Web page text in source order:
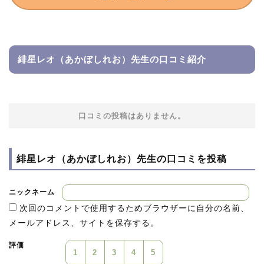
伝統的な西洋占星術に日本の占術を併せたオリジナル占い施
術にありました。
お会いしたときも終始ニコニコの笑顔で…
ただ幼い頃は生まれつきの赤毛が原因で、
いわれのない「いじめ」に遭われるなど辛い体験もされたと
か。
加えて海外での生活経験もあり、
飢餓や紛争など、幼少期から世界の現状も目の当たりにされ
そんな緋星先生だからこそ。
緋星レオ（あかぼしれお）先生の口コミ紹介
口コミの投稿はありません。
緋星レオ（あかぼしれお）先生の口コミを投稿
ニックネーム
次回のコメントで使用するためブラウザーに自分の名前、
メールアドレス、サイトを保存する。
評価
1 2 3 4 5